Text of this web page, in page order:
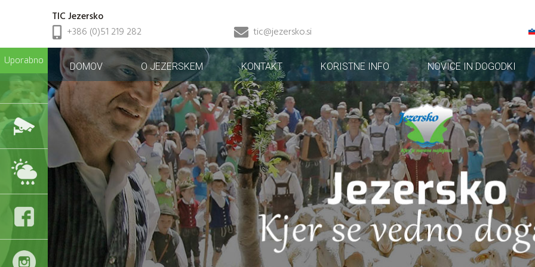
TIC Jezersko
+386 (0)51 219 282
tic@jezersko.si
Uporabno
DOMOV O JEZERSKEM KONTAKT KORISTNE INFO NOVICE IN DOGODKI